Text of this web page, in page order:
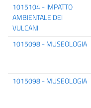
1015104 - IMPATTO
AMBIENTALE DEI
VULCANI
1015098 - MUSEOLOGIA
1015098 - MUSEOLOGIA